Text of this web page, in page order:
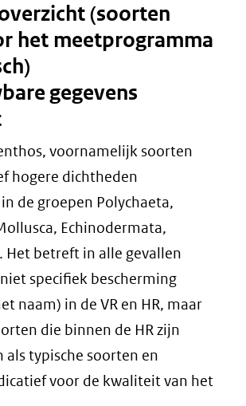
(soorten
het meetprogramma
gegevens
voornamelijk soorten
hogere dichtheden
de groepen Polychaeta,
Echinodermata,
Het betreft in alle gevallen
specifiek bescherming
naam) in de VR en HR, maar
die binnen de HR zijn
als typische soorten en
voor de kwaliteit van het